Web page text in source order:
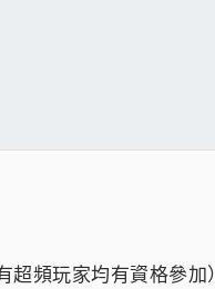
頻玩家均有資格參加）